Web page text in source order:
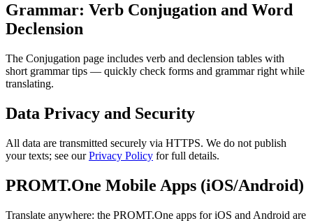
Grammar: Verb Conjugation and Word
Declension
The Conjugation page includes verb and declension tables with
short grammar tips — quickly check forms and grammar right while
translating.
Data Privacy and Security
All data are transmitted securely via HTTPS. We do not publish
your texts; see ourPrivacy Policy for full details.
PROMT.One Mobile Apps (iOS/Android)
Translate anywhere: the PROMT.One apps for iOS and Android are